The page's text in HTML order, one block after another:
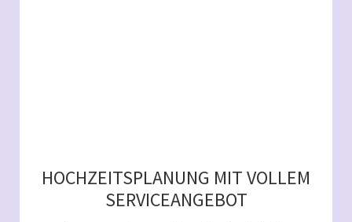
HOCHZEITSPLANUNG MIT VOLLEM
SERVICEANGEBOT